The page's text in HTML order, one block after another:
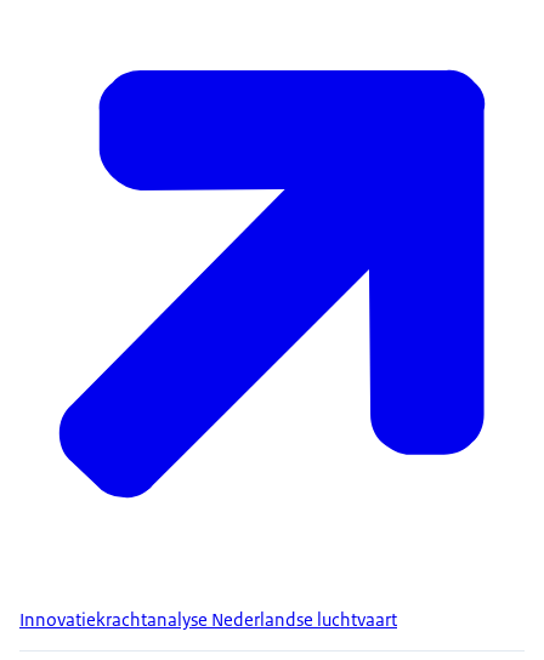
Innovatiekrachtanalyse Nederlandse luchtvaart